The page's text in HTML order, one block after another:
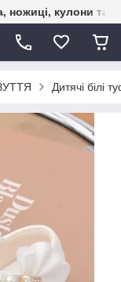
кулони та
Дитячі білі